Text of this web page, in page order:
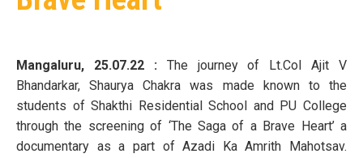
Mangaluru, 25.07.22 :The journey of Lt.Col Ajit V
Bhandarkar, Shaurya Chakra was made known to the
students of Shakthi Residential School and PU College
through the screening of ‘The Saga of a Brave Heart’ a
documentary as a part of Azadi Ka Amrith Mahotsav.